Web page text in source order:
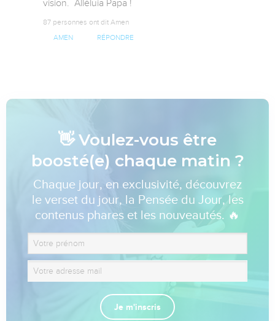
vision.  Alléluia Papa !
87 personnes ont dit Amen
AMEN RÉPONDRE
👋 Voulez-vous être
boosté(e) chaque matin ?
Chaque jour, en exclusivité, découvrez
le verset du jour, la Pensée du Jour, les
contenus phares et les nouveautés. 🔥
Je m'inscris